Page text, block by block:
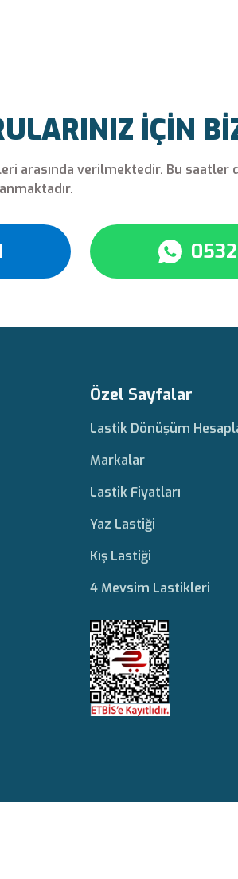
İÇİN
arasında verilmektedir. Bu saatler
Özel Sayfalar
Lastik Dönüşüm
Markalar
Lastik Fiyatları
Yaz Lastiği
Kış Lastiği
4 Mevsim Lastikleri